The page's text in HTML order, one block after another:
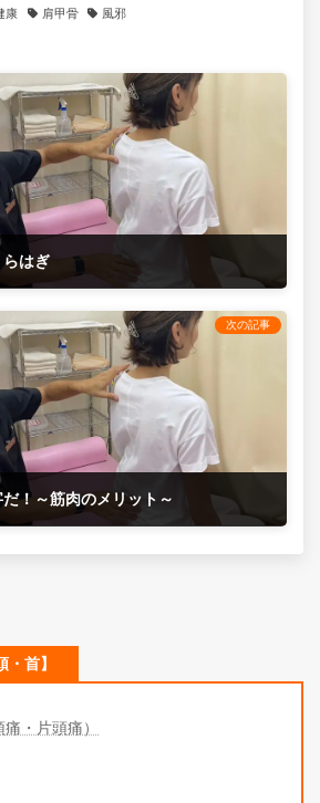
康 肩甲骨 風邪
はぎ
次の記事
！～筋肉のメリット～
首】
・片頭痛）